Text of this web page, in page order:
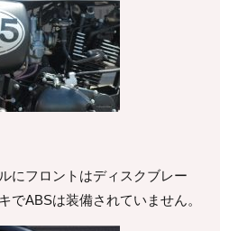
にフロントはディスクブレー
でABSは装備されていません。